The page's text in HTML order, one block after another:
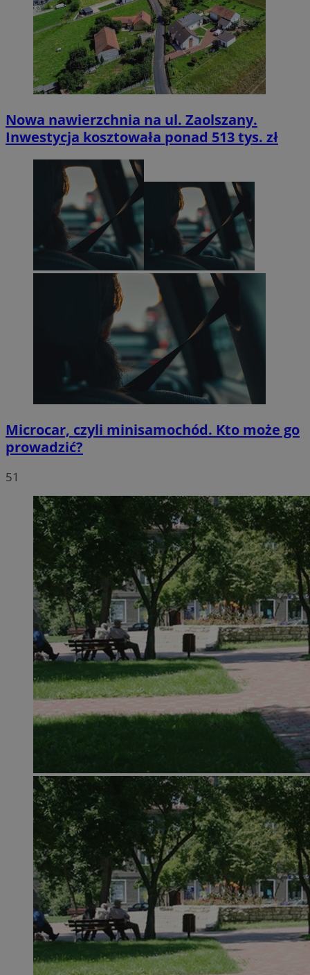
Nowa nawierzchnia na ul. Zaolszany.
Inwestycja kosztowała ponad 513 tys. zł
Microcar, czyli minisamochód. Kto może go
prowadzić?
51